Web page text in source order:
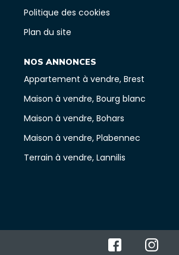
Politique des cookies
Plan du site
NOS ANNONCES
Appartement à vendre, Brest
Maison à vendre, Bourg blanc
Maison à vendre, Bohars
Maison à vendre, Plabennec
Terrain à vendre, Lannilis